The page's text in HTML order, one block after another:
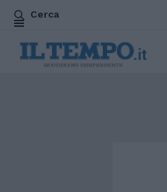
Cerca